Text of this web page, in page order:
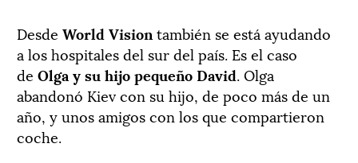
Desde World Vision también se está ayudando
a los hospitales del sur del país. Es el caso
de Olga y su hijo pequeño David. Olga
abandonó Kiev con su hijo, de poco más de un
año, y unos amigos con los que compartieron
coche.